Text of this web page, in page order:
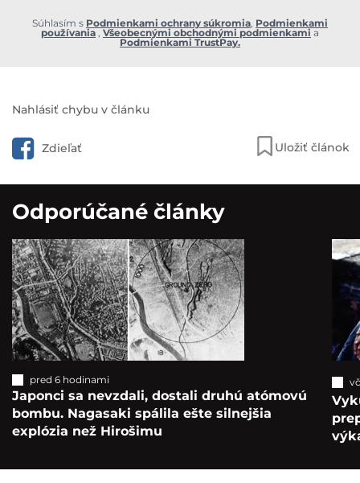
Súhlasím s Podmienkami ochrany súkromia Podmienkami
používania Všeobecnými obchodnými podmienkami a
Podmienkami TrustPay.
Nahlásiť chybu v článku
Zdieľať Uložiť článok
Odporúčané články
pred 6 hodinami
Japonci sa nevzdali, dostali druhú atómovú
bombu. Nagasaki spálila ešte silnejšia
explózia než Hirošimu